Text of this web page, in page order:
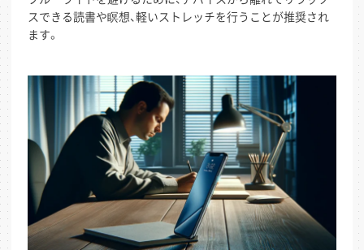
スできる読書や瞑想、軽いストレッチを行うことが推奨され
ます。